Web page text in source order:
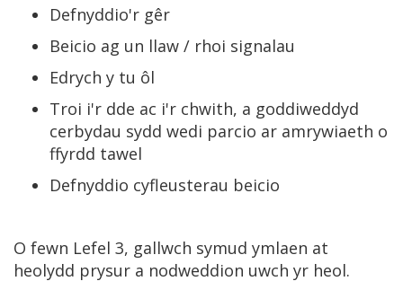
Defnyddio'r gêr
Beicio ag un llaw / rhoi signalau
Edrych y tu ôl
Troi i'r dde ac i'r chwith, a goddiweddyd
cerbydau sydd wedi parcio ar amrywiaeth o
ffyrdd tawel
Defnyddio cyfleusterau beicio
O fewn Lefel 3, gallwch symud ymlaen at
heolydd prysur a nodweddion uwch yr heol.